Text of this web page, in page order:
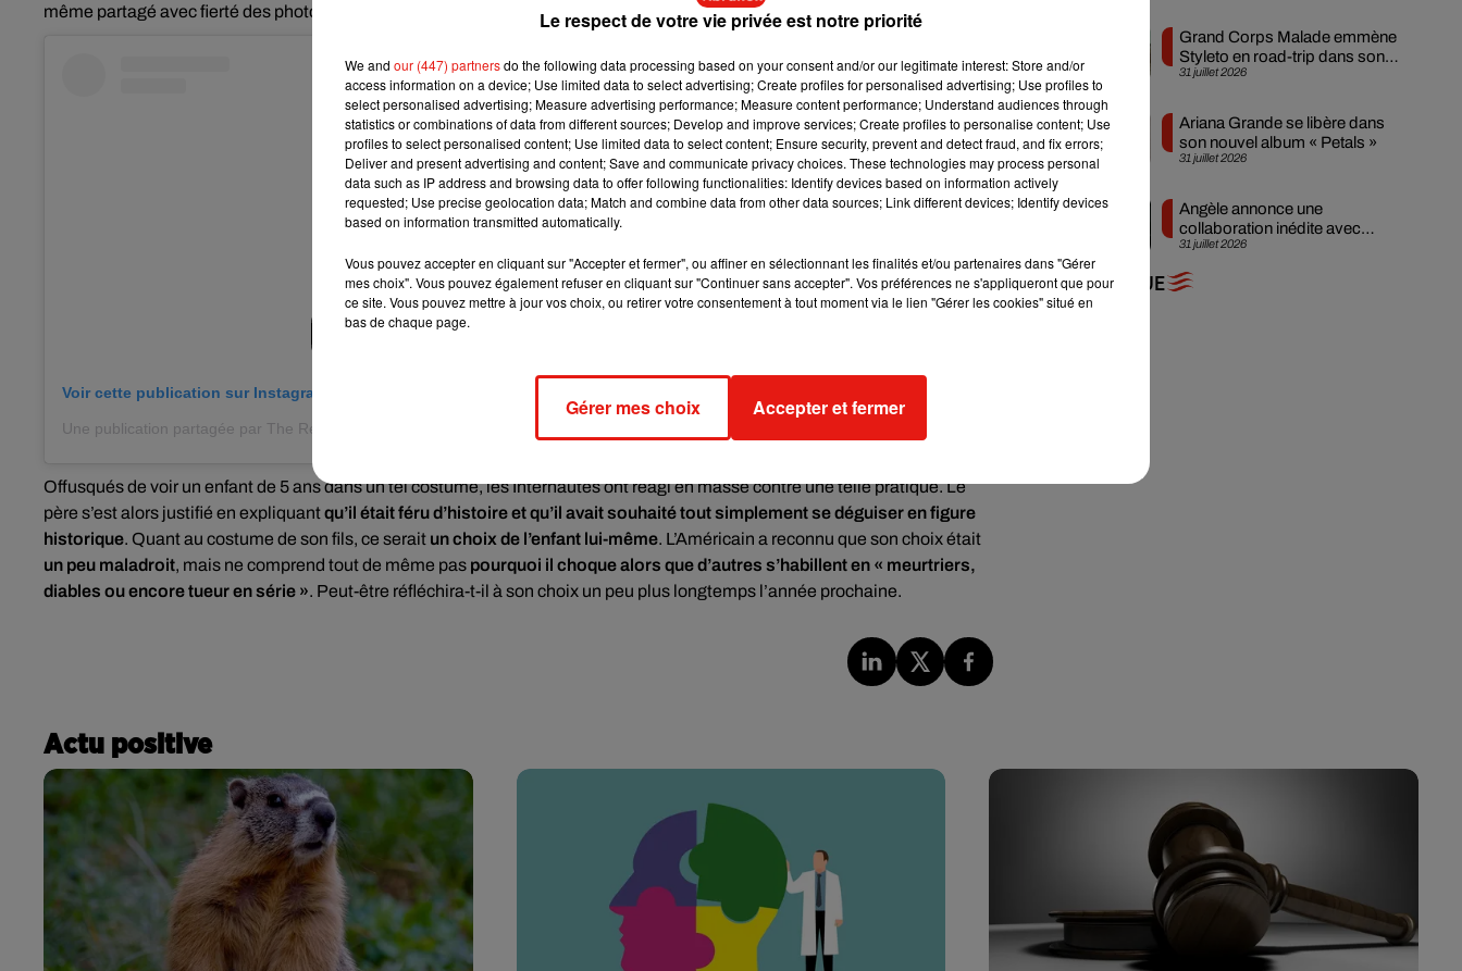
même partagé avec fierté des photos sur son profil
Voir cette publication sur Instagram
Une publication partagée par The Reel News (@thereelofnews)
Offusqués de voir un enfant de 5 ans dans un tel costume, les Internautes ont réagi en masse contre une telle pratique. Le
père s’est alors justifié en expliquantqu’il était féru d’histoire et qu’il avait souhaité tout simplement se déguiser en figure
historique. Quant au costume de son fils, ce serait un choix de l’enfant lui-même. L’Américain a reconnu que son choix était
un peu maladroit, mais ne comprend tout de même pas pourquoi il choque alors que d’autres s’habillent en « meurtriers,
diables ou encore tueur en série ». Peut-être réfléchira-t-il à son choix un peu plus longtemps l’année prochaine.
31 juillet 2026
Grand Corps Malade emmène
Styleto en road-trip dans son
nouveau clip
31 juillet 2026
Ariana Grande se libère dans
son nouvel album « Petals »
31 juillet 2026
Angèle annonce une
collaboration inédite avec
Amelie Lens
+ DE MUSIQUE
Actu positive
Le respect de votre vie privée est notre priorité
We and our (447) partnersdo the following data processing based on your consent and/or our legitimate interest: Store and/or
access information on a device; Use limited data to select advertising; Create profiles for personalised advertising; Use profiles to
select personalised advertising; Measure advertising performance; Measure content performance; Understand audiences through
statistics or combinations of data from different sources; Develop and improve services; Create profiles to personalise content; Use
profiles to select personalised content; Use limited data to select content; Ensure security, prevent and detect fraud, and fix errors;
Deliver and present advertising and content; Save and communicate privacy choices. These technologies may process personal
data such as IP address and browsing data to offer following functionalities: Identify devices based on information actively
requested; Use precise geolocation data; Match and combine data from other data sources; Link different devices; Identify devices
based on information transmitted automatically.
Vous pouvez accepter en cliquant sur "Accepter et fermer", ou affiner en sélectionnant les finalités et/ou partenaires dans "Gérer
mes choix". Vous pouvez également refuser en cliquant sur "Continuer sans accepter". Vos préférences ne s'appliqueront que pour
ce site. Vous pouvez mettre à jour vos choix, ou retirer votre consentement à tout moment via le lien "Gérer les cookies" situé en
bas de chaque page.
Gérer mes choix Accepter et fermer